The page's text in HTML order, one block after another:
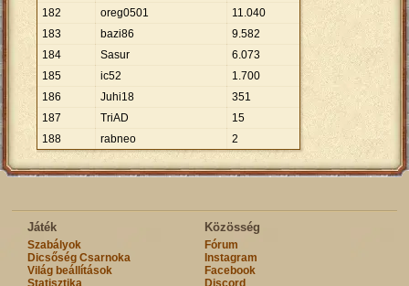
182
oreg0501 11.040
183
bazi86 9.582
184
Sasur 6.073
185
ic52 1.700
186
Juhi18
351
187
TriAD
15
188
rabneo 2
Játék
Szabályok
Dicsőség Csarnoka
Világ beállítások
Közösség
Fórum
Instagram
Facebook